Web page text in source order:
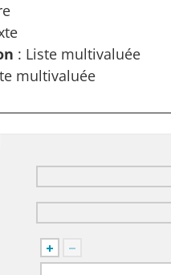
: Liste multivaluée
multivaluée